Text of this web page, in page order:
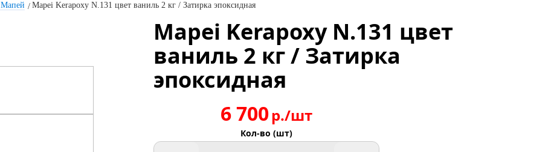
Мапей Mapei Kerapoxy N.131 цвет ваниль 2 кг / Затирка эпоксидная
Mapei Kerapoxy N.131 цвет
ваниль 2 кг / Затирка
эпоксидная
6 700р./шт
Кол-во (шт)